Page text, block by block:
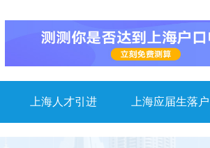
上海人才引进 上海应届生落户